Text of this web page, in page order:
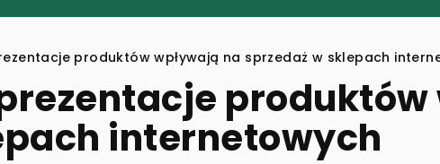
produktów wpływają na sprzedaż w sklepach
produktów
internetowych